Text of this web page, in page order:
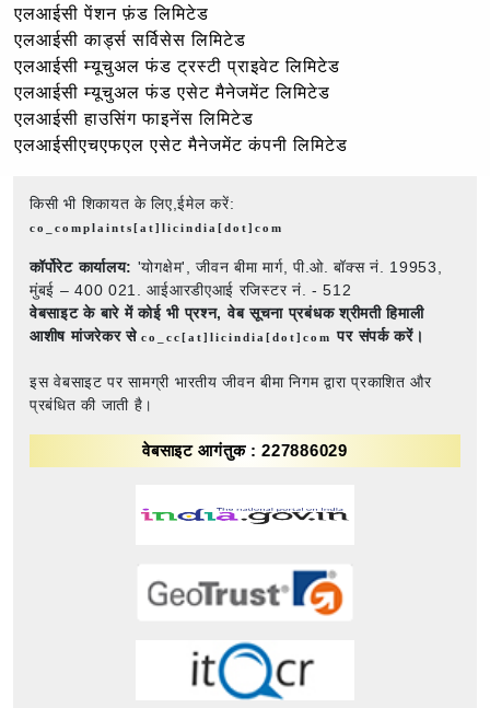
एलआईसी पेंशन फ़ंड लिमिटेड
एलआईसी कार्ड्स सर्विसेस लिमिटेड
एलआईसी म्यूचुअल फंड ट्रस्टी प्राइवेट लिमिटेड
एलआईसी म्यूचुअल फंड एसेट मैनेजमेंट लिमिटेड
एलआईसी हाउसिंग फाइनेंस लिमिटेड
एलआईसीएचएफएल एसेट मैनेजमेंट कंपनी लिमिटेड
किसी भी शिकायत के लिए,ईमेल करें:
co_complaints[at]licindia[dot]com
कॉर्पोरेट कार्यालय: 'योगक्षेम', जीवन बीमा मार्ग, पी.ओ. बॉक्स नं. 19953,
मुंबई – 400 021. आईआरडीएआई रजिस्टर नं. - 512
वेबसाइट के बारे में कोई भी प्रश्न, वेब सूचना प्रबंधक श्रीमती हिमाली
आशीष मांजरेकर सेco_cc[at]licindia[dot]comपर संपर्क करें।
इस वेबसाइट पर सामग्री भारतीय जीवन बीमा निगम द्वारा प्रकाशित और
प्रबंधित की जाती है।
वेबसाइट आगंतुक : 227886029